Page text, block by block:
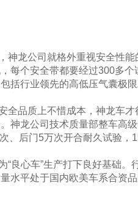
神龙公司就格外重视安全性
每个安全带都要经过300多
括行业领先的高低压气囊极
全品质上不惜成本，神龙车
神龙公司技术质量部整车高
、后门5万次开合耐久试验
“良心车”生产打下良好基础
水平处于国内欧美车系合资品